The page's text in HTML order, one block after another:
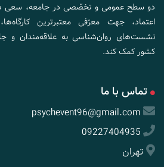
دو سطح عمومی و تخصّصی در جامعه، سعی
اعتماد، جهت معرّفی معتبرترین
نشست‌های روان‌شناسی به علاقه‌مندان و
کشور کمک کند.
تماس با ما
psychevent96@gmail.com
09227404935
تهران